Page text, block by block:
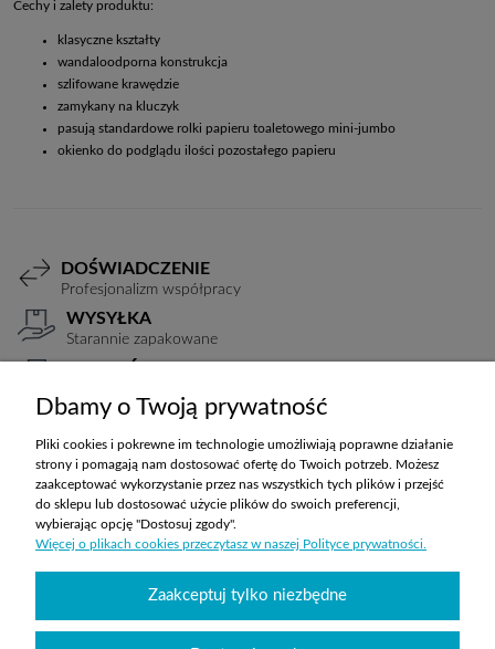
Cechy i zalety produktu:
klasyczne kształty
wandaloodporna konstrukcja
szlifowane krawędzie
zamykany na kluczyk
pasują standardowe rolki papieru toaletowego mini-jumbo
okienko do podglądu ilości pozostałego papieru
DOŚWIADCZENIE
Profesjonalizm współpracy
WYSYŁKA
Starannie zapakowane
TRANSPORT
Koszty ustalane indywidualnie
ZAKUPY
POMOC
MOJE KONTO
Dbamy o Twoją prywatność
Pliki cookies i pokrewne im technologie umożliwiają poprawne działanie
strony i pomagają nam dostosować ofertę do Twoich potrzeb. Możesz
zaakceptować wykorzystanie przez nas wszystkich tych plików i przejść
do sklepu lub dostosować użycie plików do swoich preferencji,
wybierając opcję "Dostosuj zgody".
Więcej o plikach cookies przeczytasz w naszej Polityce prywatności.
Zaakceptuj tylko niezbędne